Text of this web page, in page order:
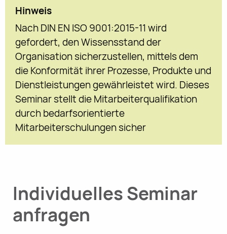
Hinweis
Nach DIN EN ISO 9001:2015-11 wird
gefordert, den Wissensstand der
Organisation sicherzustellen, mittels dem
die Konformität ihrer Prozesse, Produkte und
Dienstleistungen gewährleistet wird. Dieses
Seminar stellt die Mitarbeiterqualifikation
durch bedarfsorientierte
Mitarbeiterschulungen sicher
Individuelles Seminar
anfragen